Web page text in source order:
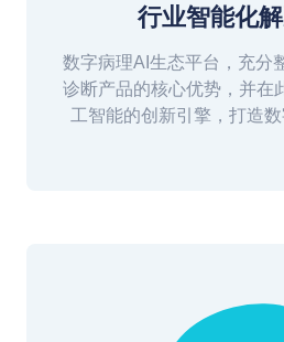
行业智能化
数字病理AI生态平台，充分
诊断产品的核心优势，并在
工智能的创新引擎，打造